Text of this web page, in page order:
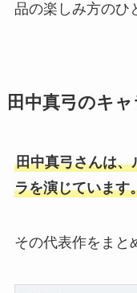
品の楽しみ方のひ
田中真弓のキ
田中真弓さんは、
ラを演じています
その代表作をまと